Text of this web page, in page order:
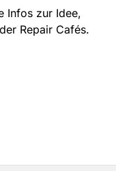
Infos zur Idee,
Repair Cafés.